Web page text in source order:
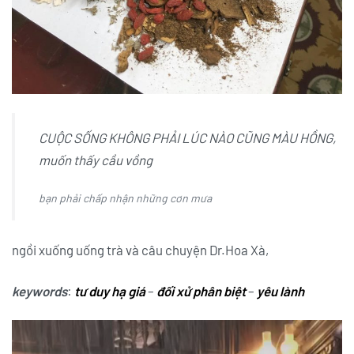
CUỘC SỐNG KHÔNG PHẢI LÚC NÀO CŨNG MÀU HỒNG,
muốn thấy cầu vồng
bạn phải chấp nhận những cơn mưa
ngồi xuống uống trà và câu chuyện Dr.Hoa Xà,
keywords: tư duy hạ giá– đối xử phân biệt– yêu lành